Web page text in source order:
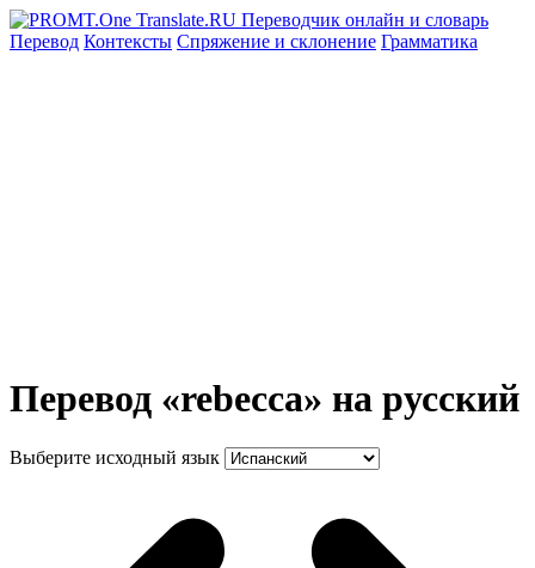
Перевод Контексты Спряжение и склонение Грамматика
Перевод «rebecca» на русский
Выберите исходный язык